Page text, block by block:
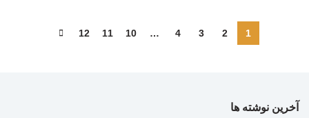
1
2
3
4
…
10
11
12
آخرین نوشته ها